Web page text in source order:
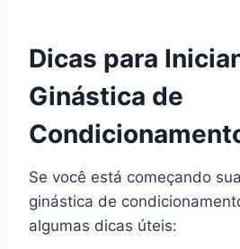
Dicas para
Ginástica de
Se você está começando
ginástica de
algumas dicas úteis: